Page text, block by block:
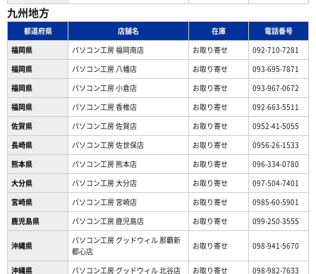
九州地方
都道府県 店舗名 在庫
電話番号
福岡県
パソコン工房 福岡南店 お取り寄せ
092-710-7281
福岡県
パソコン工房 八幡店 お取り寄せ
093-695-7871
福岡県
パソコン工房 小倉店 お取り寄せ
093-967-0672
福岡県
パソコン工房 香椎店 お取り寄せ
092-663-5511
佐賀県
パソコン工房 佐賀店 お取り寄せ
0952-41-5055
長崎県
パソコン工房 佐世保店 お取り寄せ
0956-26-1533
熊本県
パソコン工房 熊本店 お取り寄せ
096-334-0780
大分県
パソコン工房 大分店 お取り寄せ
097-504-7401
宮崎県
パソコン工房 宮崎店 お取り寄せ
0985-60-5901
鹿児島県
パソコン工房 鹿児島店 お取り寄せ 099-250-3555
沖縄県
パソコン工房 グッドウィル 那覇新
都心店
お取り寄せ 098-941-5670
沖縄県 パソコン工房 グッドウィル 北谷店 お取り寄せ 098-982-7633